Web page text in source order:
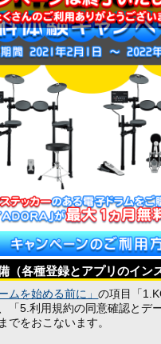
（各種登録とアプリのイン
ームを始める前に」の項目「
「5.利用規約の同意確認とデ
でをおこないます。